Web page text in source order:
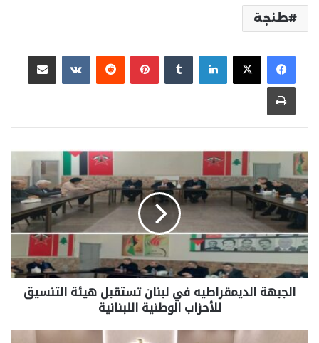
طنجة
لينكدإن بينتيريست مشاركة عبر البريد
طباعة
الجبهة الديمقراطيه في لبنان تستقبل هيئة التنسيق
للأحزاب الوطنية اللبنانية